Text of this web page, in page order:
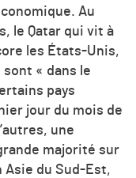
Au
le Qatar qui vit à
les États-Unis,
sont « dans le
pays
jour du mois de
une
majorité sur
Asie du Sud-Est,